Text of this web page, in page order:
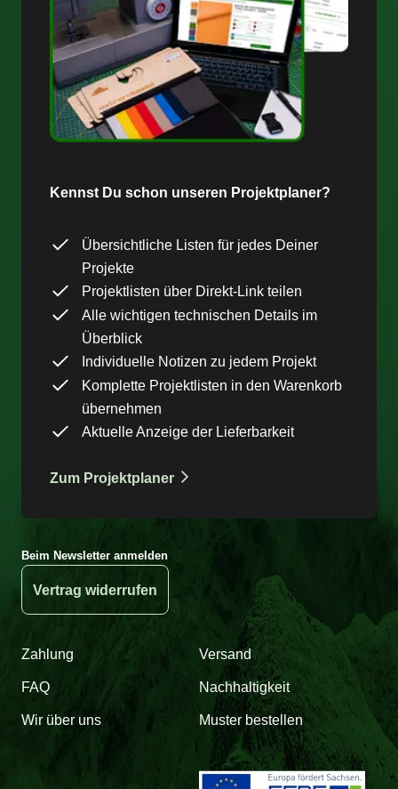
Kennst Du schon unseren Projektplaner?
Übersichtliche Listen für jedes Deiner
Projekte
Projektlisten über Direkt-Link teilen
Alle wichtigen technischen Details im
Überblick
Individuelle Notizen zu jedem Projekt
Komplette Projektlisten in den Warenkorb
übernehmen
Aktuelle Anzeige der Lieferbarkeit
Zum Projektplaner
Beim Newsletter anmelden
Vertrag widerrufen
Zahlung Versand
FAQ Nachhaltigkeit
Wir über uns Muster bestellen